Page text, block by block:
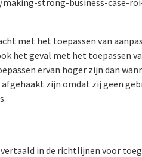
strong-business-case-
met het toepassen van
het geval met het toepassen
ervan hoger zijn dan
zijn omdat zij geen
vertaald in de richtlijnen voor